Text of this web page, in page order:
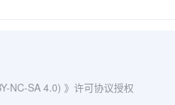
NC-SA 4.0) 》许可协议授权